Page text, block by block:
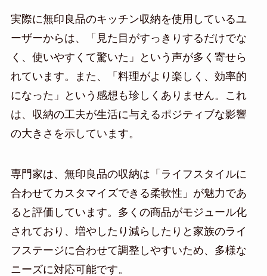
実際に無印良品のキッチン収納を使用しているユ
ーザーからは、「見た目がすっきりするだけでな
く、使いやすくて驚いた」という声が多く寄せら
れています。また、「料理がより楽しく、効率的
になった」という感想も珍しくありません。これ
は、収納の工夫が生活に与えるポジティブな影響
の大きさを示しています。
専門家は、無印良品の収納は「ライフスタイルに
合わせてカスタマイズできる柔軟性」が魅力であ
ると評価しています。多くの商品がモジュール化
されており、増やしたり減らしたりと家族のライ
フステージに合わせて調整しやすいため、多様な
ニーズに対応可能です。